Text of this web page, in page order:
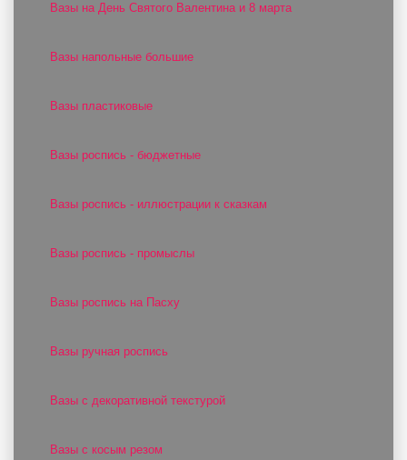
Вазы на День Святого Валентина и 8 марта
Вазы напольные большие
Вазы пластиковые
Вазы роспись - бюджетные
Вазы роспись - иллюстрации к сказкам
Вазы роспись - промыслы
Вазы роспись на Пасху
Вазы ручная роспись
Вазы с декоративной текстурой
Вазы с косым резом